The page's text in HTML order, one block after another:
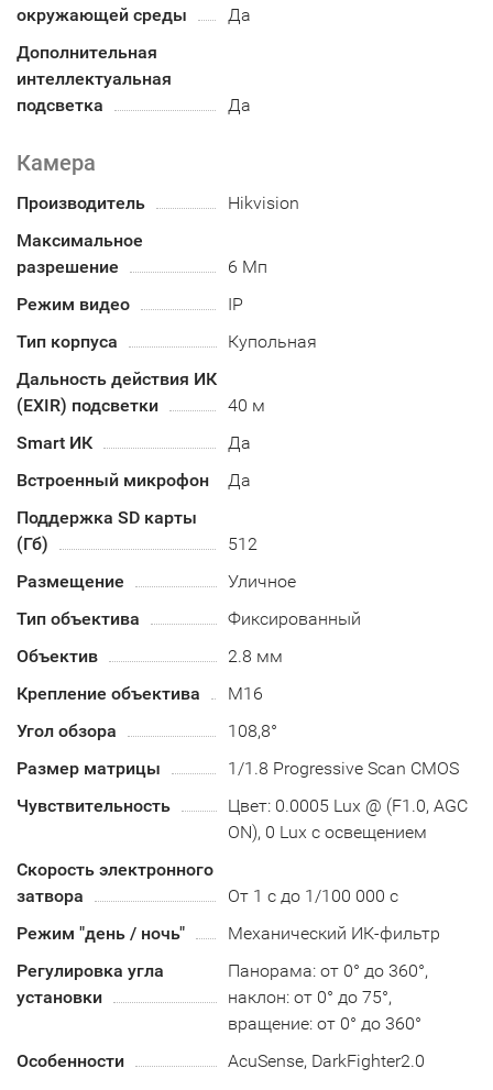
окружающей среды
Да
Дополнительная
интеллектуальная
подсветка
Да
Камера
Производитель
Hikvision
Максимальное
разрешение
6 Мп
Режим видео
IP
Тип корпуса
Купольная
Дальность действия ИК
(EXIR) подсветки
40 м
Smart ИК
Да
Встроенный микрофон
Да
Поддержка SD карты
(Гб)
512
Размещение
Уличное
Тип объектива
Фиксированный
Объектив
2.8 мм
Крепление объектива
M16
Угол обзора
108,8°
Размер матрицы
1/1.8 Progressive Scan CMOS
Чувствительность
Цвет: 0.0005 Lux @ (F1.0, AGC
ON), 0 Lux с освещением
Скорость электронного
затвора
От 1 с до 1/100 000 с
Режим "день / ночь"
Механический ИК-фильтр
Регулировка угла
установки
Панорама: от 0° до 360°,
наклон: от 0° до 75°,
вращение: от 0° до 360°
Особенности
AcuSense, DarkFighter2.0